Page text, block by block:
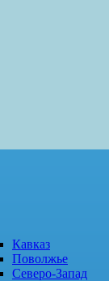
Кавказ
Поволжье
Северо-Запад